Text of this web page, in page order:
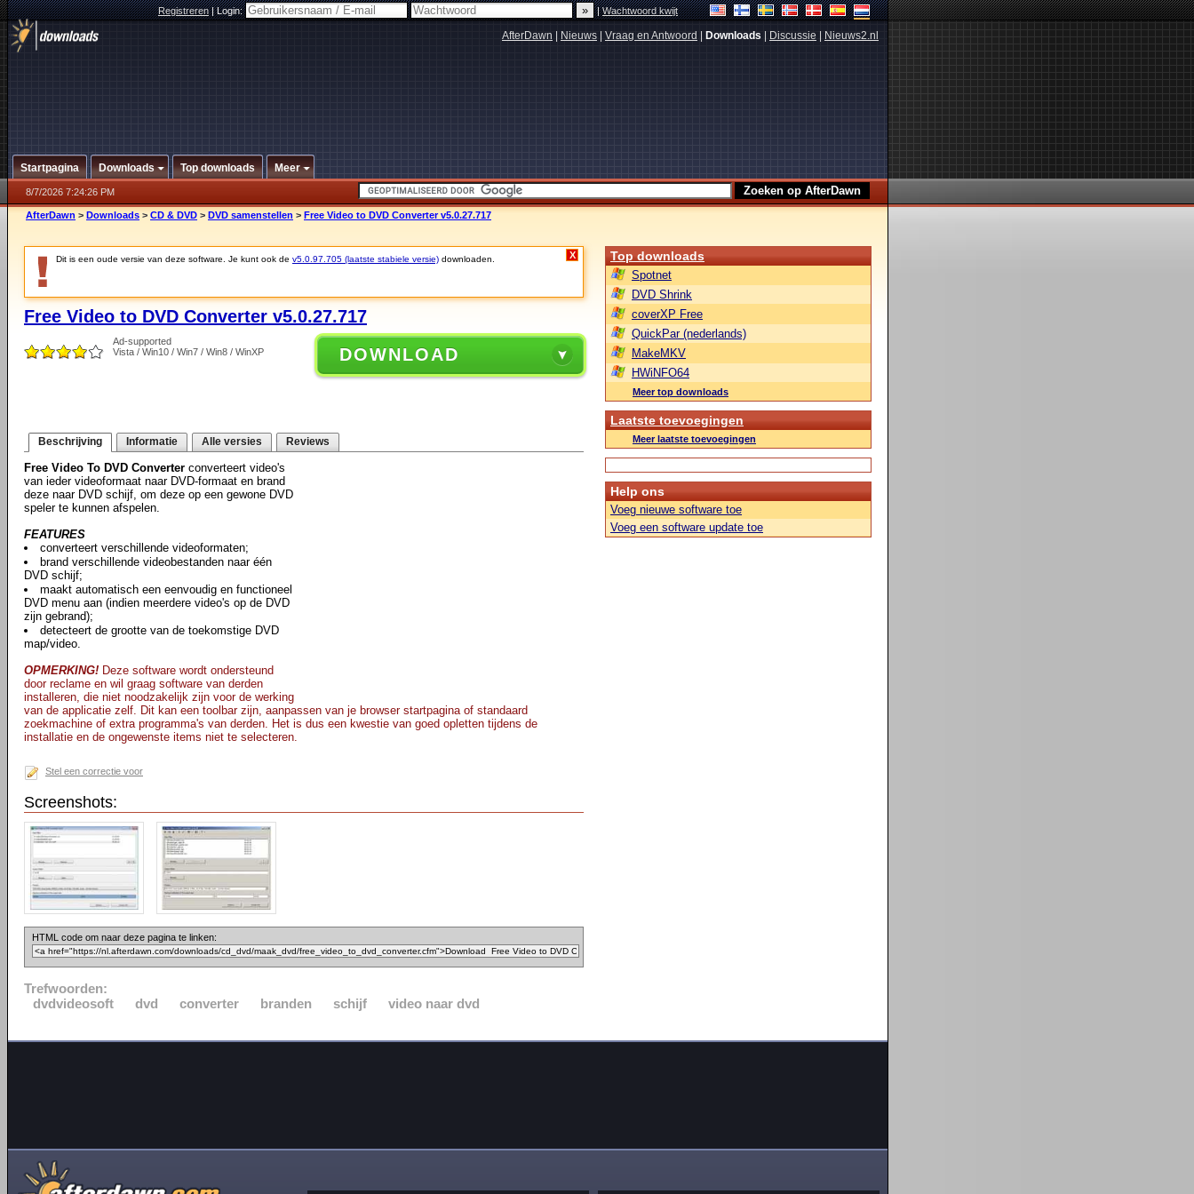
Registreren|Login: |Wachtwoord kwijt
AfterDawn Nieuws Vraag en Antwoord Downloads Discussie Nieuws2.nl
Startpagina Downloads Top downloads Meer
8/7/2026 7:24:26 PM
AfterDawn > Downloads > CD & DVD > DVD samenstellen > Free Video to DVD Converter v5.0.27.717
Dit is een oude versie van deze software. Je kunt ook de v5.0.97.705 (laatste stabiele versie) downloaden. X
Free Video to DVD Converter v5.0.27.717
Ad-supported
Vista / Win10 / Win7 / Win8 / WinXP
DOWNLOAD
Beschrijving Informatie Alle versies Reviews
Free Video To DVD Converter converteert video's
van ieder videoformaat naar DVD-formaat en brand
deze naar DVD schijf, om deze op een gewone DVD
speler te kunnen afspelen.
FEATURES
converteert verschillende videoformaten;
brand verschillende videobestanden naar één
DVD schijf;
maakt automatisch een eenvoudig en functioneel
DVD menu aan (indien meerdere video's op de DVD
zijn gebrand);
detecteert de grootte van de toekomstige DVD
map/video.
OPMERKING! Deze software wordt ondersteund
door reclame en wil graag software van derden
installeren, die niet noodzakelijk zijn voor de werking
van de applicatie zelf. Dit kan een toolbar zijn, aanpassen van je browser startpagina of standaard
zoekmachine of extra programma's van derden. Het is dus een kwestie van goed opletten tijdens de
installatie en de ongewenste items niet te selecteren.
Stel een correctie voor
Screenshots:
HTML code om naar deze pagina te linken:
Trefwoorden:
dvdvideosoft
dvd converter branden schijf video naar dvd
Top downloads
Spotnet
DVD Shrink
coverXP Free
QuickPar (nederlands)
MakeMKV
HWiNFO64
Meer top downloads
Laatste toevoegingen
Meer laatste toevoegingen
Help ons
Voeg nieuwe software toe
Voeg een software update toe